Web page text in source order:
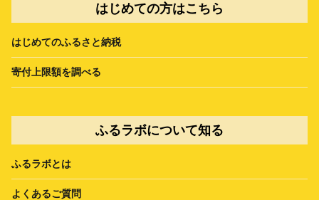
はじめての方はこちら
はじめてのふるさと納税
寄付上限額を調べる
ふるラボについて知る
ふるラボとは
よくあるご質問